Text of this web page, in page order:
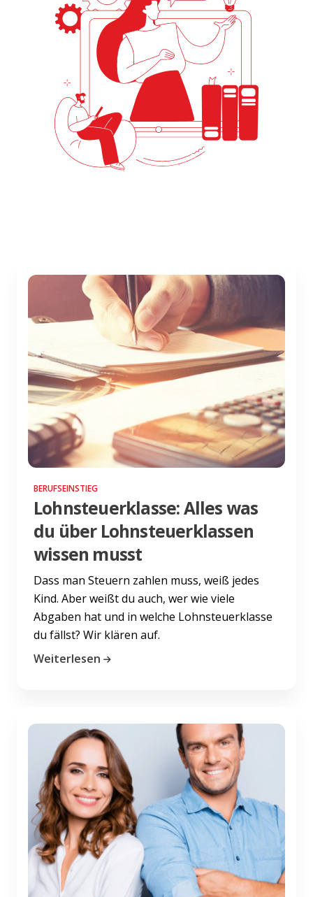
BERUFSEINSTIEG
Lohnsteuerklasse: Alles was
du über Lohnsteuerklassen
wissen musst
Dass man Steuern zahlen muss, weiß jedes
Kind. Aber weißt du auch, wer wie viele
Abgaben hat und in welche Lohnsteuerklasse
du fällst? Wir klären auf.
Weiterlesen